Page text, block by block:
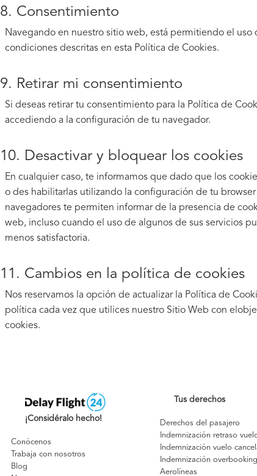
8. Consentimiento
Navegando en nuestro sitio web, está permitiendo el
condiciones descritas en esta Política de Cookies.
9. Retirar mi consentimiento
Si deseas retirar tu consentimiento para la Política de
accediendo a la configuración de tu navegador.
10. Desactivar y bloquear los cookies
En cualquier caso, te informamos que dado que los
o des habilitarlas utilizando la configuración de tu
navegadores te permiten informar de la presencia de
web, incluso cuando el uso de algunos de sus servicios
menos satisfactoria.
11. Cambios en la política de cookies
Nos reservamos la opción de actualizar la Política de
política cada vez que utilices nuestro Sitio Web con
cookies.
¡Considéralo hecho!
Conócenos
Trabaja con nosotros
Blog
Tus derechos
Derechos del pasajero
Indemnización retraso
Indemnización vuelo
Indemnización overbooking
Aerolíneas